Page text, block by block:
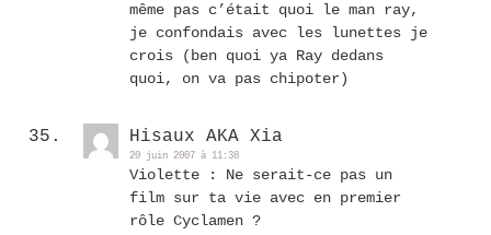
même pas c’était quoi le man ray,
je confondais avec les lunettes je
crois (ben quoi ya Ray dedans
quoi, on va pas chipoter)
Hisaux AKA Xia
20 juin 2007 à 11:38
Violette : Ne serait-ce pas un
film sur ta vie avec en premier
rôle Cyclamen ?